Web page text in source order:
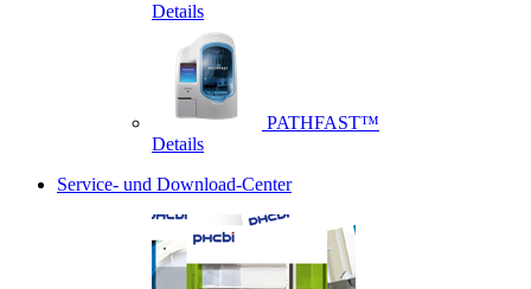
Details
PATHFAST™
Details
Service- und Download-Center